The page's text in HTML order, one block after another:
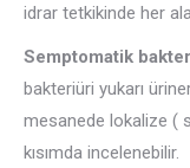
idrar tetkikinde her
Semptomatik
bakteriüri yukarı
mesanede lokalize (
kısımda incelenebilir.